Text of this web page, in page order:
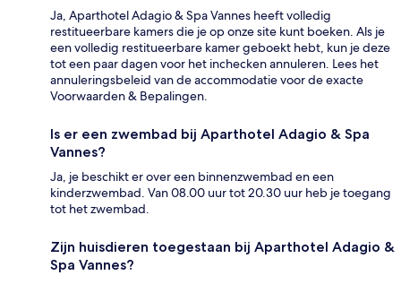
Ja, Aparthotel Adagio & Spa Vannes heeft volledig
restitueerbare kamers die je op onze site kunt boeken. Als je
een volledig restitueerbare kamer geboekt hebt, kun je deze
tot een paar dagen voor het inchecken annuleren. Lees het
annuleringsbeleid van de accommodatie voor de exacte
Voorwaarden & Bepalingen.
Is er een zwembad bij Aparthotel Adagio & Spa
Vannes?
Ja, je beschikt er over een binnenzwembad en een
kinderzwembad. Van 08.00 uur tot 20.30 uur heb je toegang
tot het zwembad.
Zijn huisdieren toegestaan bij Aparthotel Adagio &
Spa Vannes?